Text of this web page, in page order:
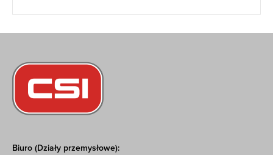
Biuro (Działy przemysłowe):